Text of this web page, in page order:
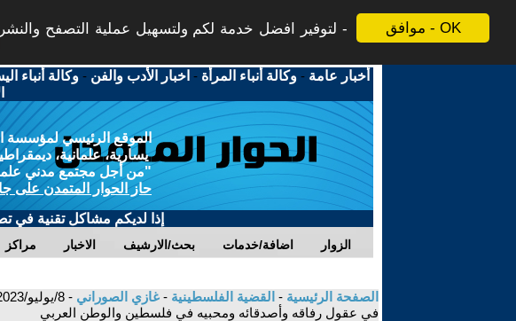
موافق - OK
لتوفير افضل خدمة لكم ولتسهيل عملية التصفح
أخبار عامة -وكالة أنباء المرأة - اخبار الأدب والفن -وكالة أنباء
الموقع الرئيسي لمؤسسة
يسارية، علمانية،
"من أجل مجتمع مدني
حاز الحوار المتمدن على
إذا لديكم مشاكل تقنية في
مراكز الاخبار بحث/الارشيف اضافة/خدمات الزوار
الصفحة الرئيسية - القضية الفلسطينية - غازي الصوراني
في عقول رفاقه وأصدقائه ومحبيه في فلسطين والوطن العربي